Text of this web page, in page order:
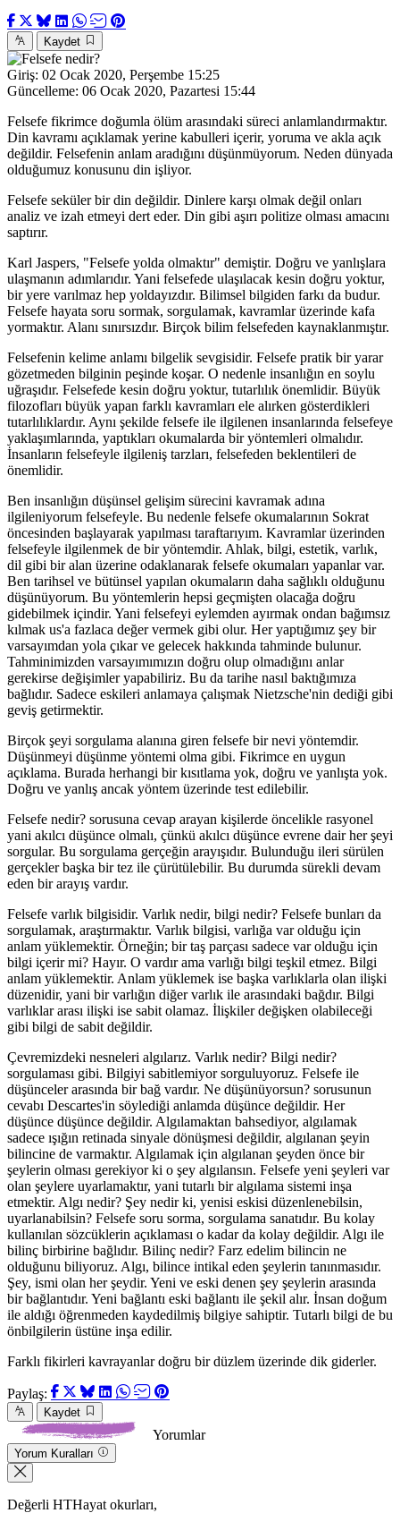
Kaydet
Giriş: 02 Ocak 2020, Perşembe 15:25
Güncelleme: 06 Ocak 2020, Pazartesi 15:44
Felsefe fikrimce doğumla ölüm arasındaki süreci anlamlandırmaktır.
Din kavramı açıklamak yerine kabulleri içerir, yoruma ve akla açık
değildir. Felsefenin anlam aradığını düşünmüyorum. Neden dünyada
olduğumuz konusunu din işliyor.
Felsefe seküler bir din değildir. Dinlere karşı olmak değil onları
analiz ve izah etmeyi dert eder. Din gibi aşırı politize olması amacını
saptırır.
Karl Jaspers, "Felsefe yolda olmaktır" demiştir. Doğru ve yanlışlara
ulaşmanın adımlarıdır. Yani felsefede ulaşılacak kesin doğru yoktur,
bir yere varılmaz hep yoldayızdır. Bilimsel bilgiden farkı da budur.
Felsefe hayata soru sormak, sorgulamak, kavramlar üzerinde kafa
yormaktır. Alanı sınırsızdır. Birçok bilim felsefeden kaynaklanmıştır.
Felsefenin kelime anlamı bilgelik sevgisidir. Felsefe pratik bir yarar
gözetmeden bilginin peşinde koşar. O nedenle insanlığın en soylu
uğraşıdır. Felsefede kesin doğru yoktur, tutarlılık önemlidir. Büyük
filozofları büyük yapan farklı kavramları ele alırken gösterdikleri
tutarlılıklardır. Aynı şekilde felsefe ile ilgilenen insanlarında felsefeye
yaklaşımlarında, yaptıkları okumalarda bir yöntemleri olmalıdır.
İnsanların felsefeyle ilgileniş tarzları, felsefeden beklentileri de
önemlidir.
Ben insanlığın düşünsel gelişim sürecini kavramak adına
ilgileniyorum felsefeyle. Bu nedenle felsefe okumalarının Sokrat
öncesinden başlayarak yapılması taraftarıyım. Kavramlar üzerinden
felsefeyle ilgilenmek de bir yöntemdir. Ahlak, bilgi, estetik, varlık,
dil gibi bir alan üzerine odaklanarak felsefe okumaları yapanlar var.
Ben tarihsel ve bütünsel yapılan okumaların daha sağlıklı olduğunu
düşünüyorum. Bu yöntemlerin hepsi geçmişten olacağa doğru
gidebilmek içindir. Yani felsefeyi eylemden ayırmak ondan bağımsız
kılmak us'a fazlaca değer vermek gibi olur. Her yaptığımız şey bir
varsayımdan yola çıkar ve gelecek hakkında tahminde bulunur.
Tahminimizden varsayımımızın doğru olup olmadığını anlar
gerekirse değişimler yapabiliriz. Bu da tarihe nasıl baktığımıza
bağlıdır. Sadece eskileri anlamaya çalışmak Nietzsche'nin dediği gibi
geviş getirmektir.
Birçok şeyi sorgulama alanına giren felsefe bir nevi yöntemdir.
Düşünmeyi düşünme yöntemi olma gibi. Fikrimce en uygun
açıklama. Burada herhangi bir kısıtlama yok, doğru ve yanlışta yok.
Doğru ve yanlış ancak yöntem üzerinde test edilebilir.
Felsefe nedir? sorusuna cevap arayan kişilerde öncelikle rasyonel
yani akılcı düşünce olmalı, çünkü akılcı düşünce evrene dair her şeyi
sorgular. Bu sorgulama gerçeğin arayışıdır. Bulunduğu ileri sürülen
gerçekler başka bir tez ile çürütülebilir. Bu durumda sürekli devam
eden bir arayış vardır.
Felsefe varlık bilgisidir. Varlık nedir, bilgi nedir? Felsefe bunları da
sorgulamak, araştırmaktır. Varlık bilgisi, varlığa var olduğu için
anlam yüklemektir. Örneğin; bir taş parçası sadece var olduğu için
bilgi içerir mi? Hayır. O vardır ama varlığı bilgi teşkil etmez. Bilgi
anlam yüklemektir. Anlam yüklemek ise başka varlıklarla olan ilişki
düzenidir, yani bir varlığın diğer varlık ile arasındaki bağdır. Bilgi
varlıklar arası ilişki ise sabit olamaz. İlişkiler değişken olabileceği
gibi bilgi de sabit değildir.
Çevremizdeki nesneleri algılarız. Varlık nedir? Bilgi nedir?
sorgulaması gibi. Bilgiyi sabitlemiyor sorguluyoruz. Felsefe ile
düşünceler arasında bir bağ vardır. Ne düşünüyorsun? sorusunun
cevabı Descartes'in söylediği anlamda düşünce değildir. Her
düşünce düşünce değildir. Algılamaktan bahsediyor, algılamak
sadece ışığın retinada sinyale dönüşmesi değildir, algılanan şeyin
bilincine de varmaktır. Algılamak için algılanan şeyden önce bir
şeylerin olması gerekiyor ki o şey algılansın. Felsefe yeni şeyleri var
olan şeylere uyarlamaktır, yani tutarlı bir algılama sistemi inşa
etmektir. Algı nedir? Şey nedir ki, yenisi eskisi düzenlenebilsin,
uyarlanabilsin? Felsefe soru sorma, sorgulama sanatıdır. Bu kolay
kullanılan sözcüklerin açıklaması o kadar da kolay değildir. Algı ile
bilinç birbirine bağlıdır. Bilinç nedir? Farz edelim bilincin ne
olduğunu biliyoruz. Algı, bilince intikal eden şeylerin tanınmasıdır.
Şey, ismi olan her şeydir. Yeni ve eski denen şey şeylerin arasında
bir bağlantıdır. Yeni bağlantı eski bağlantı ile şekil alır. İnsan doğum
ile aldığı öğrenmeden kaydedilmiş bilgiye sahiptir. Tutarlı bilgi de bu
önbilgilerin üstüne inşa edilir.
Farklı fikirleri kavrayanlar doğru bir düzlem üzerinde dik giderler.
Paylaş:
Kaydet
Yorumlar
Yorum Kuralları
Değerli HTHayat okurları,